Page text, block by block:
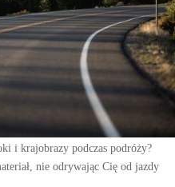
i krajobrazy podczas podróży?
nie odrywając Cię od jazdy